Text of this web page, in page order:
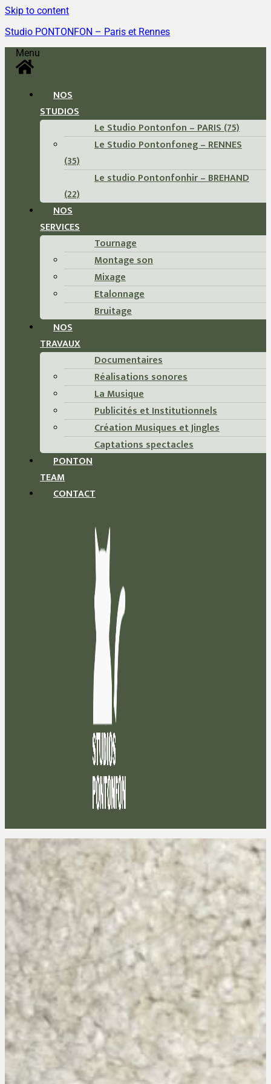
Skip to content
Studio PONTONFON – Paris et Rennes
Menu
NOS
STUDIOS
Le Studio Pontonfon – PARIS (75)
Le Studio Pontonfoneg – RENNES
(35)
Le studio Pontonfonhir – BREHAND
(22)
NOS
SERVICES
Tournage
Montage son
Mixage
Etalonnage
Bruitage
NOS
TRAVAUX
Documentaires
Réalisations sonores
La Musique
Publicités et Institutionnels
Création Musiques et Jingles
Captations spectacles
PONTON
TEAM
CONTACT